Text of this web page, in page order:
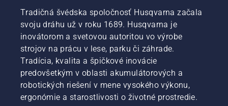
Tradičná švédska spoločnosť Husqvarna začala
svoju dráhu už v roku 1689. Husqvarna je
inovátorom a svetovou autoritou vo výrobe
strojov na prácu v lese, parku či záhrade.
Tradícia, kvalita a špičkové inovácie
predovšetkým v oblasti akumulátorových a
robotických riešení v mene vysokého výkonu,
ergonómie a starostlivosti o životné prostredie.